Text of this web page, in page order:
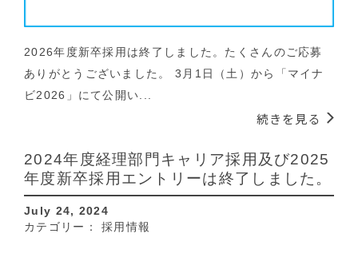
2026年度新卒採用は終了しました。たくさんのご応募
ありがとうございました。 3月1日（土）から「マイナ
ビ2026」にて公開い...
続きを見る
2024年度経理部門キャリア採用及び2025
年度新卒採用エントリーは終了しました。
July 24, 2024
カテゴリー：採用情報